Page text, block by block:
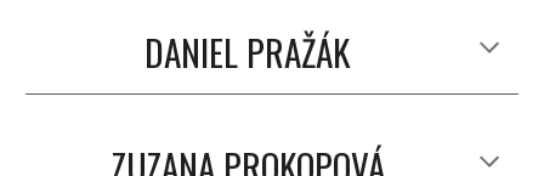
DANIEL PRAŽÁK